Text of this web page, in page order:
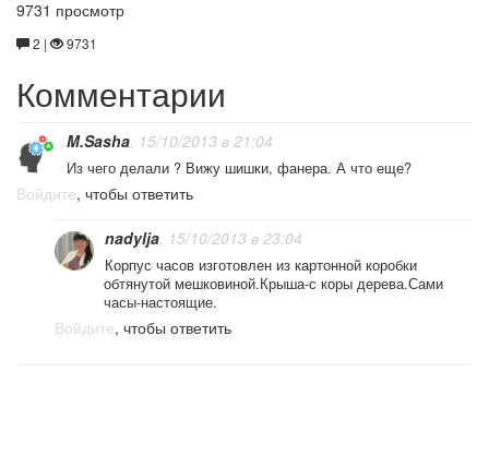
9731 просмотр
2 | 9731
Комментарии
M.Sasha , 15/10/2013 в 21:04
Из чего делали ? Вижу шишки, фанера. А что еще?
Войдите, чтобы ответить
nadylja , 15/10/2013 в 23:04
Корпус часов изготовлен из картонной коробки
обтянутой мешковиной.Крыша-с коры дерева.Сами
часы-настоящие.
Войдите, чтобы ответить